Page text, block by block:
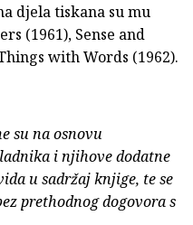
djela tiskana su mu
(1961), Sense and
with Words (1962).
su na osnovu
i njihove dodatne
u sadržaj knjige, te se
prethodnog dogovora s